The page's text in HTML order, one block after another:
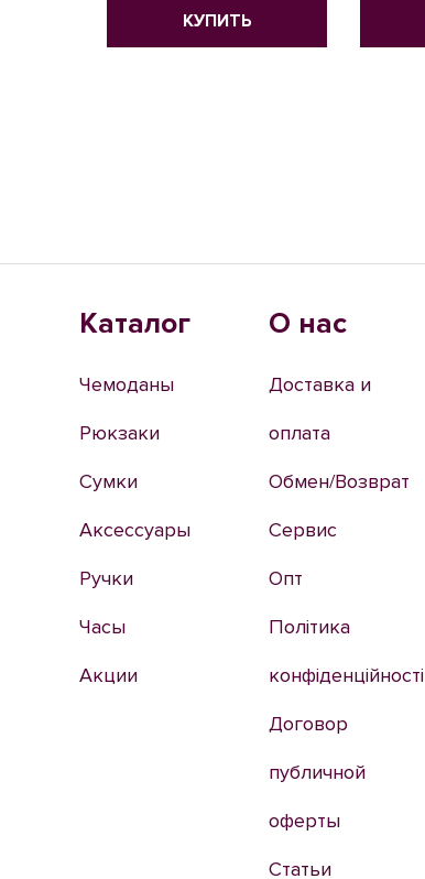
КУПИТЬ
Каталог
Чемоданы
Рюкзаки
Сумки
Аксессуары
Ручки
Часы
Акции
О нас
Доставка и
оплата
Обмен/Возврат
Сервис
Опт
Політика
конфіденційності
Договор
публичной
оферты
Статьи